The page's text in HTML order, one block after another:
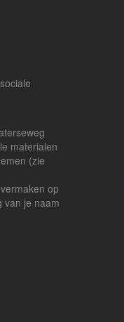
materialen
(zie
op
van je naam